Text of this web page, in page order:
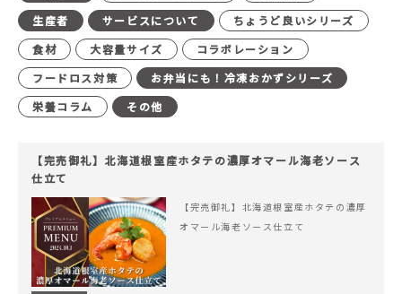
生産者
サービスについて
ちょうど良いシリーズ
食材
大容量サイズ
コラボレーション
フードロス対策
お弁当にも！冷凍おかずシリーズ
栄養コラム
その他
【完売御礼】北海道根室産ホタテの濃厚オマール海老ソース
仕立て
【完売御礼】北海道根室産ホタテの濃厚
オマール海老ソース仕立て